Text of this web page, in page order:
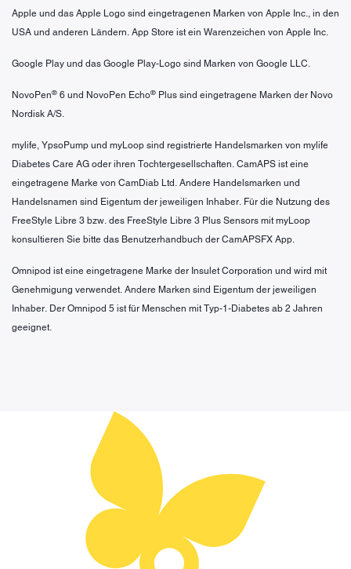
Apple und das Apple Logo sind eingetragenen Marken von Apple Inc., in den
USA und anderen Ländern. App Store ist ein Warenzeichen von Apple Inc.
Google Play und das Google Play-Logo sind Marken von Google LLC.
NovoPen® 6 und NovoPen Echo® Plus sind eingetragene Marken der Novo
Nordisk A/S.
mylife, YpsoPump und myLoop sind registrierte Handelsmarken von mylife
Diabetes Care AG oder ihren Tochtergesellschaften. CamAPS ist eine
eingetragene Marke von CamDiab Ltd. Andere Handelsmarken und
Handelsnamen sind Eigentum der jeweiligen Inhaber. Für die Nutzung des
FreeStyle Libre 3 bzw. des FreeStyle Libre 3 Plus Sensors mit myLoop
konsultieren Sie bitte das Benutzerhandbuch der CamAPSFX App.
Omnipod ist eine eingetragene Marke der Insulet Corporation und wird mit
Genehmigung verwendet. Andere Marken sind Eigentum der jeweiligen
Inhaber. Der Omnipod 5 ist für Menschen mit Typ-1-Diabetes ab 2 Jahren
geeignet.